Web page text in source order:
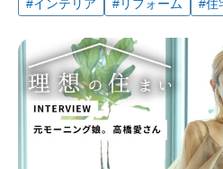
#インテリア #リフォーム #住